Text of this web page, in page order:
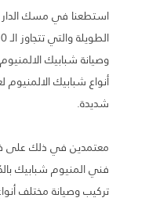
استطعنا في مسك
وصيانة شبابيك
أنواع شبابيك الالمنيوم
شديدة.
معتمدين في ذلك على
فني المنيوم شبابيك
تركيب وصيانة مختلف